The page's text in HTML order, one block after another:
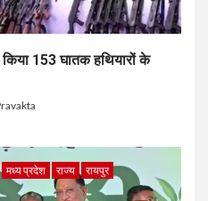
153 घातक हथियारों के
मध्य प्रदेश राज्य रायपुर